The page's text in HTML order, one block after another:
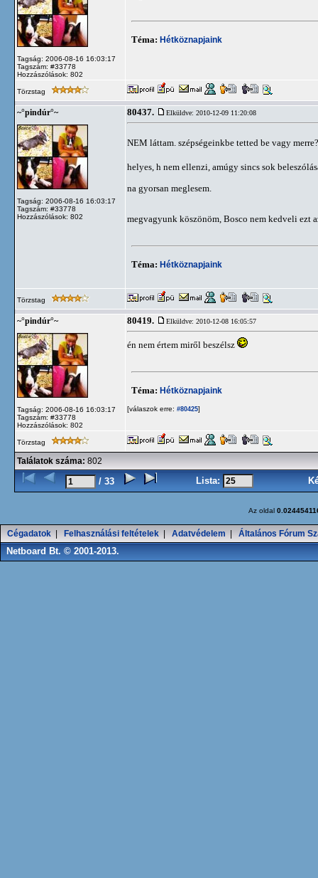
Tagság: 2006-08-16 16:03:17
Tagszám: #33778
Hozzászólások: 802
Téma: Hétköznapjaink
Törzstag
~°pindúr°~
Tagság: 2006-08-16 16:03:17
Tagszám: #33778
Hozzászólások: 802
80437. Elküldve: 2010-12-09 11:20:08
NEM láttam. szépségeinkbe tetted be vagy
helyes, h nem ellenzi, amúgy sincs sok
na gyorsan meglesem.
megvagyunk köszönöm, Bosco nem kedveli ezt
Téma: Hétköznapjaink
Törzstag
~°pindúr°~
Tagság: 2006-08-16 16:03:17
Tagszám: #33778
Hozzászólások: 802
80419. Elküldve: 2010-12-08 16:05:57
én nem értem miről beszélsz
Téma: Hétköznapjaink
[válaszok erre: #80425]
Törzstag
Találatok száma: 802
/ 33 Lista:
Az oldal
Cégadatok Felhasználási feltételek Adatvédelem Általános Fórum
Netboard Bt. © 2001-2013.